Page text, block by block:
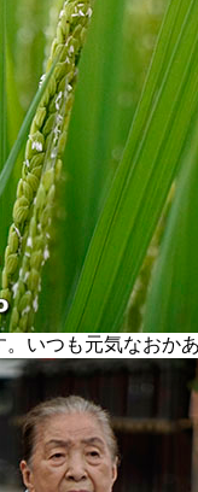
いつも元気なおか